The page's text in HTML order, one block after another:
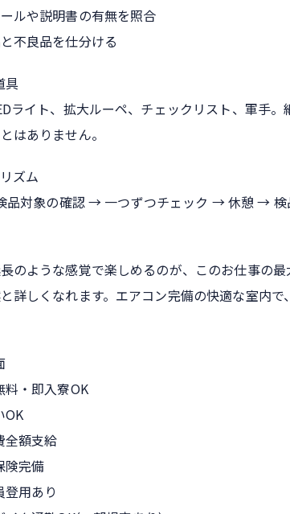
ルや説明書の有無を照合
不良品を仕分ける
具
ライト、拡大ルーペ、チェックリスト、軍手
はありません。
ズム
品対象の確認 → 一つずつチェック → 休憩 →
のような感覚で楽しめるのが、このお仕事の
詳しくなれます。エアコン完備の快適な室内
料・即入寮OK
OK
全額支給
険完備
登用あり